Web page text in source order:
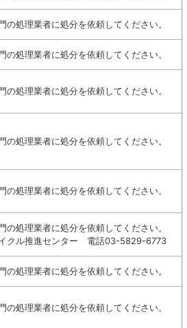
の処理業者に処分を依頼してください。
の処理業者に処分を依頼してください。
の処理業者に処分を依頼してください。
の処理業者に処分を依頼してください。
の処理業者に処分を依頼してください。
の処理業者に処分を依頼してください。
クル推進センター 電話03-5829-6773
の処理業者に処分を依頼してください。
の処理業者に処分を依頼してください。